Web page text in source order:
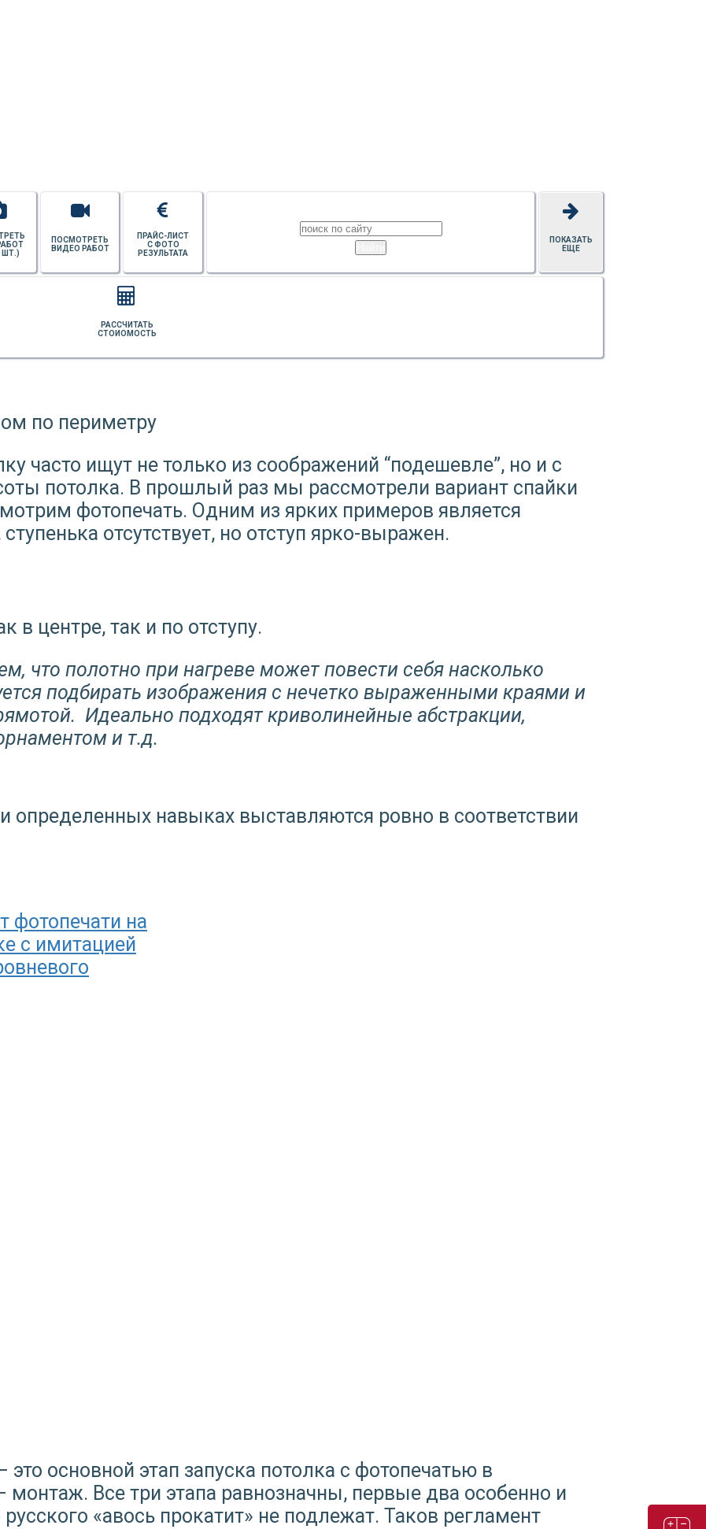
ПОКАЗАТЬ
ЕЩЕ
ПРАЙС-ЛИСТ
С ФОТО
РЕЗУЛЬТАТА
ПОСМОТРЕТЬ
ВИДЕО РАБОТ
ШТ.)
РАССЧИТАТЬ
СТОИОМОСТЬ
часто ищут не только из соображений “подешевле”, но и с
потолка. В прошлый раз мы рассмотрели вариант спайки
фотопечать. Одним из ярких примеров является
отсутствует, но отступ ярко-выражен.
в центре, так и по отступу.
что полотно при нагреве может повести себя насколько
подбирать изображения с нечетко выраженными краями и
Идеально подходят криволинейные абстракции,
и т.д.
определенных навыках выставляются ровно в соответствии
это основной этап запуска потолка с фотопечатью в
монтаж. Все три этапа равнозначны, первые два особенно и
«авось прокатит» не подлежат. Таков регламент